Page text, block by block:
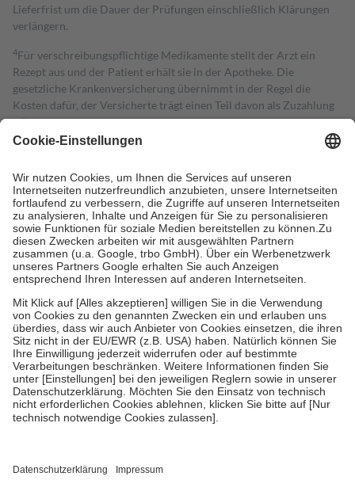
Lieferfrist um die Dauer der Prüfungen einschließlich Klärungen
verlängern.
4Für verschreibungspflichtige Medikamente stellt der Arzt ein
Rezept aus und der Patient erhält sie in der Apotheke. Die
gesetzliche Krankenversicherung übernimmt in der Regel die
Kosten dafür, der Versicherte trägt einen Teil davon als Zuzahlung
mit.
Grundsätzlich leisten Mitglieder Zuzahlungen in Höhe von zehn
höchstens zehn Euro.
Es sind jedoch nie mehr als die tatsächlichen
Kosten der Leistung zu entrichten.
Diese Regeln gelten grundsätzlich auch für Online-Apotheken.
Bei Heilmitteln und häuslicher Krankenpflege beträgt die
Zuzahlung zehn Prozent der Kosten sowie zehn Euro je
Verordnung.
Um das Engagement der Versicherten für ihre eigene Gesundheit zu
stärken und die besondere Stellung der Familie zu unterstützen,
fallenkeine Zuzahlungenan bei:
• Kindern und Jugendlichen bis zum vollendeten 18. Lebensjahr
mit Ausnahme der Fahrkosten
• Untersuchungen zur Vorsorge und Früherkennung, die von der
GKV getragen werden
• empfohlenen Schutzimpfungen
• Harn- und Blutteststreifen
getroffen, um sicherzustellen, dass es sich um echte Bewertungen